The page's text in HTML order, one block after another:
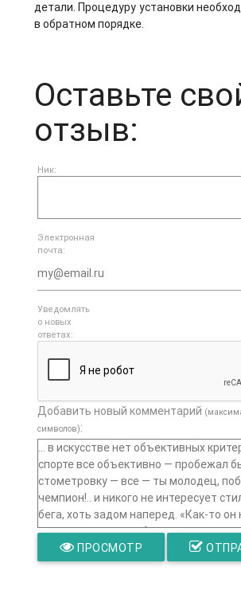
детали. Процедуру установки
в обратном порядке.
Оставьте
отзыв:
Ник:
Электронная
почта:
Уведомлять
о новых
ответах:
Добавить новый комментарий
символов):
ПРОСМОТР